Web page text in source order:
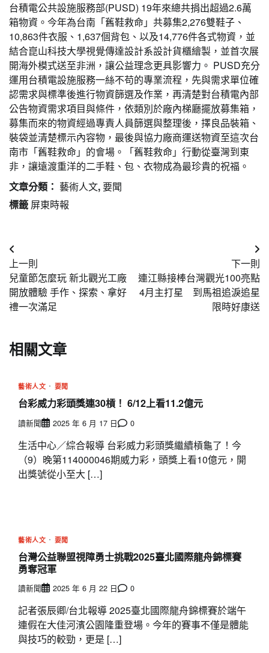
台積電公共設施服務部(PUSD) 19年來總共捐出超過2.6萬
箱物資。今年為台南「舊鞋救命」共募集2,276雙鞋子、
10,863件衣服、1,637個背包、以及14,776件各式物資，並
結合崑山科技大學視覺傳達設計系設計貨櫃繪製，並首次展
開海外模式送至非洲，讓公益理念更具影響力。 PUSD充分
運用台積電設施服務一絲不苟的專業流程，先與需求單位確
認需求與標準後進行物資篩選及作業，再清楚對台積電內部
公告物資需求項目與條件，依類別於廠內梯廳擺放募集箱，
募集而來的物資經過專責人員篩選與整理後，擇良品裝箱、
裝袋並清楚標示內容物，最後與協力廠商運送物資至這次台
南市「舊鞋救命」的會場。「舊鞋救命」行動從臺灣到東
非，讓遠渡重洋的二手鞋、包、衣物成為最珍貴的祝福。
文章分類： 藝術人文,要聞
標籤 屏東時報
文
章
導
覽
上一則
兒童節怎麼玩 新北觀光工廠
開放體驗 手作、探索、拿好
禮一次滿足
下一則
連江縣接棒台灣觀光100亮點
4月主打星 到馬祖追淚追星
限時好康送
相關文章
藝術人文 要聞
台彩威力彩頭獎連30槓！ 6/12上看11.2億元
讀新聞 2025 年 6 月 17 日 0
生活中心／綜合報導 台彩威力彩頭獎繼續槓龜了！今
（9）晚第114000046期威力彩，頭獎上看10億元，開
出獎號從小至大 […]
藝術人文 要聞
台灣公益聯盟視障勇士挑戰2025臺北國際龍舟錦標賽
勇奪冠軍
讀新聞 2025 年 6 月 22 日 0
記者張辰卿/台北報導 2025臺北國際龍舟錦標賽於端午
連假在大佳河濱公園隆重登場。今年的賽事不僅是體能
與技巧的較勁，更是 […]